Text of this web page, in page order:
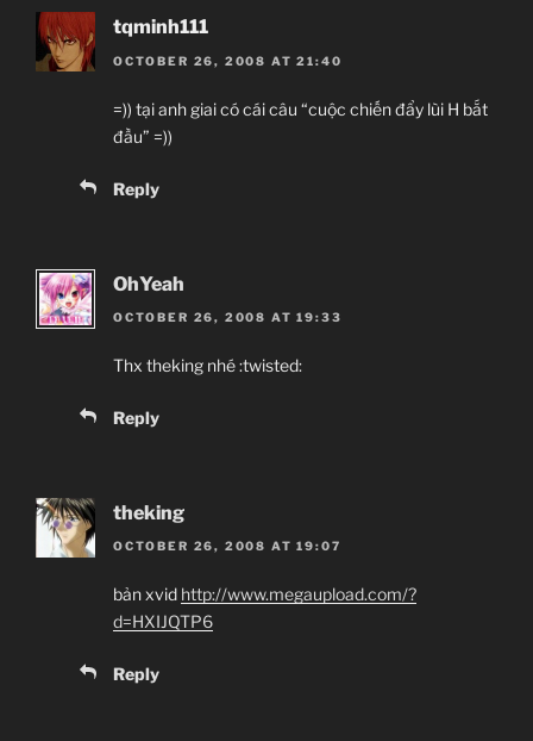
tqminh111
OCTOBER 26, 2008 AT 21:40
=)) tại anh giai có cái câu “cuộc chiến đẩy lùi H bắt
đầu” =))
Reply
OhYeah
OCTOBER 26, 2008 AT 19:33
Thx theking nhé :twisted:
Reply
theking
OCTOBER 26, 2008 AT 19:07
bản xvid http://www.megaupload.com/?
d=HXIJQTP6
Reply